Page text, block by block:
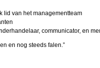
lid van het managementteam
communicator, en
en nog steeds falen.”